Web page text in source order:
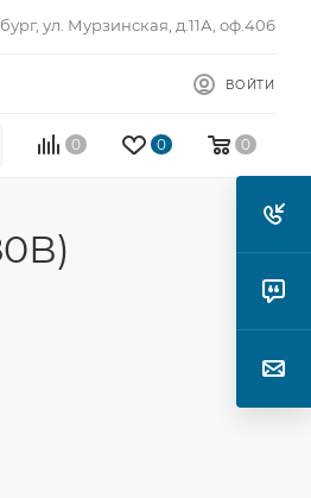
ул. Мурзинская, д.11А, оф.406
ВОЙТИ
0 0 0